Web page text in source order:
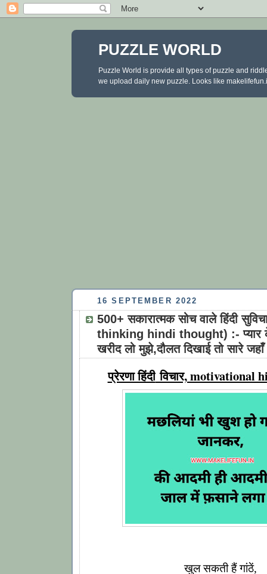
PUZZLE WORLD
Puzzle World is provide all types of puzzle and
we upload daily new puzzle. Looks like
16 SEPTEMBER 2022
500+ सकारात्मक सोच वाले हिंदी
thinking hindi thought) :- प्यार
खरीद लो मुझे,दौलत दिखाई तो सारे
प्रेरणा हिंदीविचार, motivational
खुल सकती हैं गांठें,